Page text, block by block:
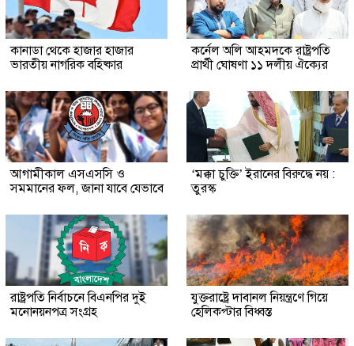
কানাডা থেকে হাজার হাজার
ভারতীয় নাগরিক বহিষ্কার
কর্নেল অলি আহমদকে রাষ্ট্রপতি
প্রার্থী ঘোষণা ১১ দলীয় ঐক্যের
আগামীকাল এসএসসি ও
সমমানের ফল, জানা যাবে যেভাবে
‘মক্কা চুক্তি’ ইরানের বিরুদ্ধে নয় :
তুরস্ক
রাষ্ট্রপতি নির্বাচনে বিএনপির দুই
মনোনয়নপত্র সংগ্রহ
যুক্তরাষ্ট্রে দাবানল নিয়ন্ত্রণে গিয়ে
হেলিকপ্টার বিধ্বস্ত